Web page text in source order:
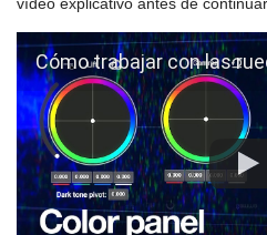
Cómo trabajar con las ruedas